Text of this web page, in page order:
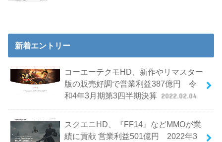
新着エントリー
コーエーテクモHD、新作やリマスター
版の販売好調で営業利益387億円 令
和4年3月期第3四半期決算 2022.02.04
スクエニHD、『FF14』などMMOが業
績に貢献 営業利益501億円 2022年3